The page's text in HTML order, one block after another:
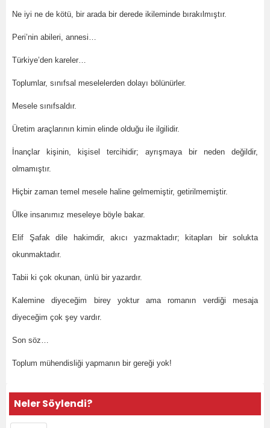
Ne iyi ne de kötü, bir arada bir derede ikileminde bırakılmıştır.
Peri’nin abileri, annesi…
Türkiye’den kareler…
Toplumlar, sınıfsal meselelerden dolayı bölünürler.
Mesele sınıfsaldır.
Üretim araçlarının kimin elinde olduğu ile ilgilidir.
İnançlar kişinin, kişisel tercihidir; ayrışmaya bir neden değildir,
olmamıştır.
Hiçbir zaman temel mesele haline gelmemiştir, getirilmemiştir.
Ülke insanımız meseleye böyle bakar.
Elif Şafak dile hakimdir, akıcı yazmaktadır; kitapları bir solukta
okunmaktadır.
Tabii ki çok okunan, ünlü bir yazardır.
Kalemine diyeceğim birey yoktur ama romanın verdiği mesaja
diyeceğim çok şey vardır.
Son söz…
Toplum mühendisliği yapmanın bir gereği yok!
Neler Söylendi?